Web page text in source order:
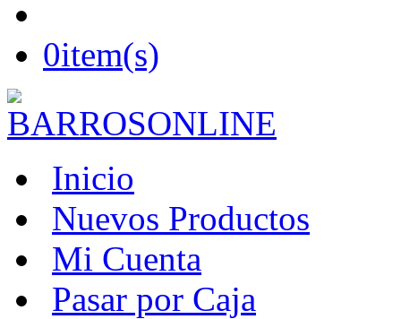
0item(s)
Inicio
Nuevos Productos
Mi Cuenta
Pasar por Caja